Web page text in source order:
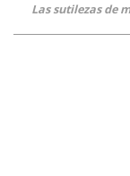
Las sutilezas de